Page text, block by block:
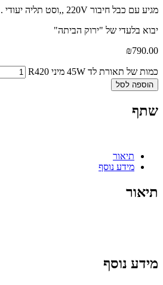
מגיע עם כבל חיבור 220V ,,וסט תליה יעודי .
יבוא בלעדי של "ירוק הביתה"
₪790.00
כמות של תאורת לד 45W מיני R420
הוספה לסל
שתף
תיאור
מידע נוסף
תיאור
מידע נוסף